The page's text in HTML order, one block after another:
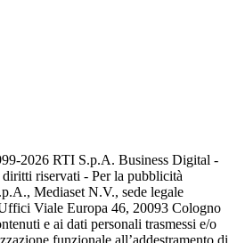
2026 RTI S.p.A. Business Digital -
riservati - Per la pubblicità
Mediaset N.V., sede legale
Viale Europa 46, 20093 Cologno
e ai dati personali trasmessi e/o
funzionale all’addestramento di